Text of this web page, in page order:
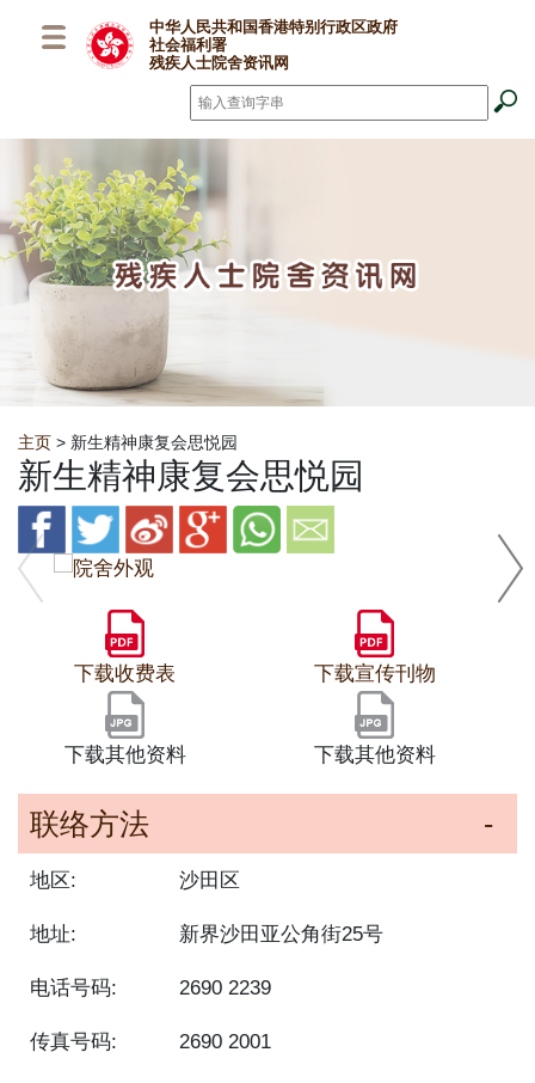
中华人民共和国香港特别行政区政府
社会福利署
残疾人士院舍资讯网
搜寻*
Breadcrumb
主页 > 新生精神康复会思悦园
新生精神康复会思悦园
下载收费表 下载宣传刊物
下载其他资料 下载其他资料
联络方法
地区: 沙田区
地址: 新界沙田亚公角街25号
电话号码: 2690 2239
传真号码: 2690 2001